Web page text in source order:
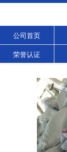
公司首页
荣誉认证